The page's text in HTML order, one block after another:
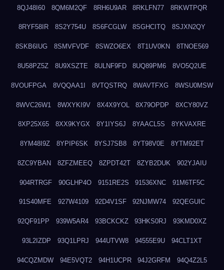
8QJ48I60 8QM6M2QF 8RH6U9AR 8RKLFN77 8RKWTPQR
8RYF58IR 8S2Y754U 8S6FCGLW 8SGHCITQ 8SJXN2QY
8SKB6IUG 8SMVFVDF 8SWZO6EX 8T1UV0KN 8TNOE569
8U58PZ5Z 8U9XSZTE 8ULNF9FD 8UQ89PM6 8VO5Q2UE
8VOUFPGA 8VQQAA1I 8VTQSTRQ 8WAVTFXG 8WSU0MSW
8WVC26W1 8WXYKI9V 8X4X9YOL 8X79OPDP 8XCY80VZ
8XP25X65 8XX9KYGX 8Y1IYS6J 8YAACL5S 8YKVAXRE
8YM48I9Z 8YPIP6SK 8YSJ7SB8 8YT98V0E 8YTM92ET
8ZC9YBAN 8ZFZMEEQ 8ZPDT42T 8ZYB2DUK 902YJAIU
904RTRGF 90GLHP4O 9151RE2S 91536XNC 91M6TF5C
91S40MFE 927W4109 92D4V1SF 92NJMW74 92QEGUIC
92QF91PP 939W5AR4 93BCKCKZ 93HKS0RJ 93KMD0XZ
93L2IZDP 93Q1LPRJ 944UTVW8 94555E9U 94CLT1XT
94CQZMDW 94E5VQT2 94H1UCPR 94J2GRFM 94Q4Z2L5